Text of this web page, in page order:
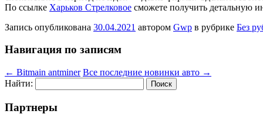
По ссылке Харьков Стрелковое сможете получить детальную
Запись опубликована 30.04.2021 автором Gwp в рубрике Без
Навигация по записям
← Bitmain antminer Все последние новинки авто →
Найти:
Партнеры